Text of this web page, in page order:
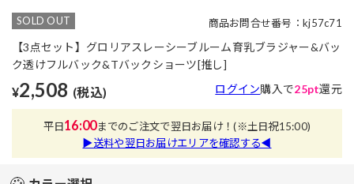
SOLD OUT 商品お問合せ番号：kj57c71
【3点セット】グロリアスレーシーブルーム育乳ブラジャー&バッ
ク透けフルバック&Tバックショーツ[推し]
¥2,508 (税込) ログイン購入で25pt還元
平日16:00までのご注文で翌日お届け！(※土日祝15:00)
▶送料や翌日お届けエリアを確認する◀